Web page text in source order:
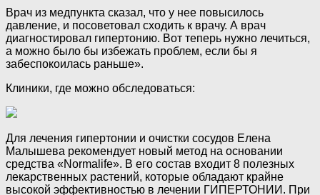
Врач из медпункта сказал, что у нее повысилось
давление, и посоветовал сходить к врачу. А врач
диагностировал гипертонию. Вот теперь нужно лечиться,
а можно было бы избежать проблем, если бы я
забеспокоилась раньше».
Клиники, где можно обследоваться:
Для лечения гипертонии и очистки сосудов Елена
Малышева рекомендует новый метод на основании
средства «Normalife». В его состав входит 8 полезных
лекарственных растений, которые обладают крайне
высокой эффективностью в лечении ГИПЕРТОНИИ. При